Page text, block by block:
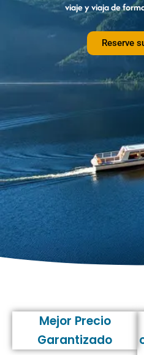
viaje y viaja de
Reserve
Mejor Precio
Garantizado